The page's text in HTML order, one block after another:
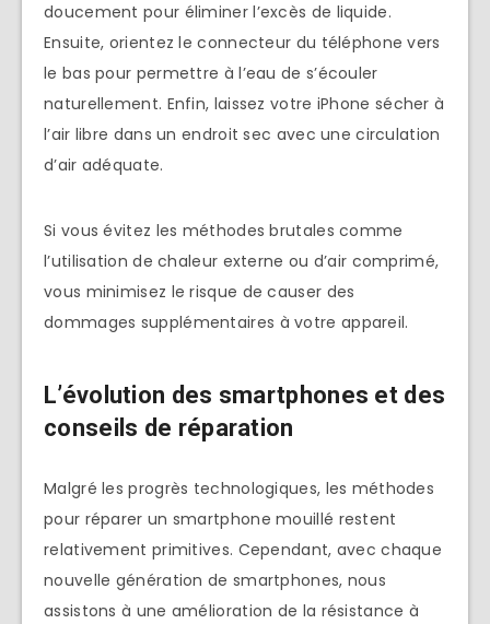
doucement pour éliminer l’excès de liquide.
Ensuite, orientez le connecteur du téléphone vers
le bas pour permettre à l’eau de s’écouler
naturellement. Enfin, laissez votre iPhone sécher à
l’air libre dans un endroit sec avec une circulation
d’air adéquate.
Si vous évitez les méthodes brutales comme
l’utilisation de chaleur externe ou d’air comprimé,
vous minimisez le risque de causer des
dommages supplémentaires à votre appareil.
L’évolution des smartphones et des
conseils de réparation
Malgré les progrès technologiques, les méthodes
pour réparer un smartphone mouillé restent
relativement primitives. Cependant, avec chaque
nouvelle génération de smartphones, nous
assistons à une amélioration de la résistance à